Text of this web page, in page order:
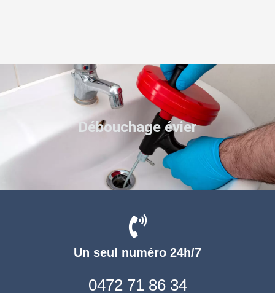
Un seul numéro 24h/7
0472 71 86 34
Débouchage évier